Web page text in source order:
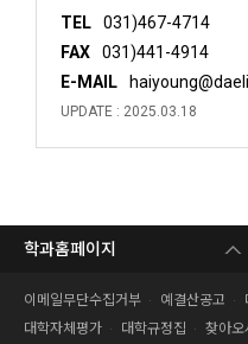
TEL
031)467-4714
FAX
031)441-4914
E-MAIL
UPDATE : 2025.03.18
학과홈페이지
이메일무단수집거부 예결산공고
대학자체평가
대학규정집 찾아오